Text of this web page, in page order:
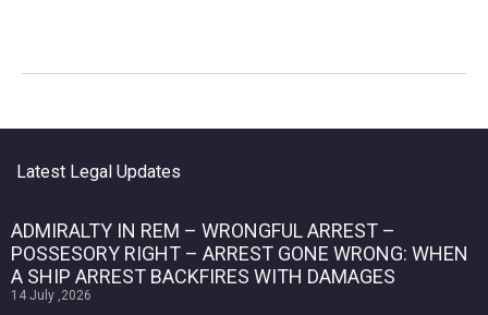
Latest Legal Updates
ADMIRALTY IN REM – WRONGFUL ARREST –
POSSESORY RIGHT – ARREST GONE WRONG: WHEN
A SHIP ARREST BACKFIRES WITH DAMAGES
14 July ,2026